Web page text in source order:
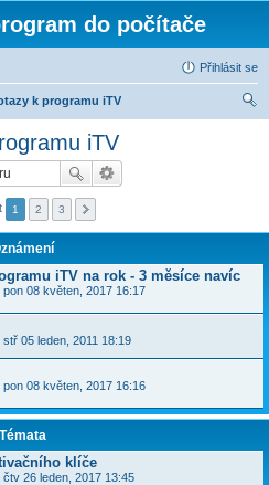
do počítače
Přihlásit se
k programu iTV
iTV
1 2 3
iTV na rok - 3 měsíce navíc
pon 08 květen, 2017 16:17
stř 05 leden, 2011 18:19
pon 08 květen, 2017 16:16
Témata
klíče
čtv 26 leden, 2017 13:45